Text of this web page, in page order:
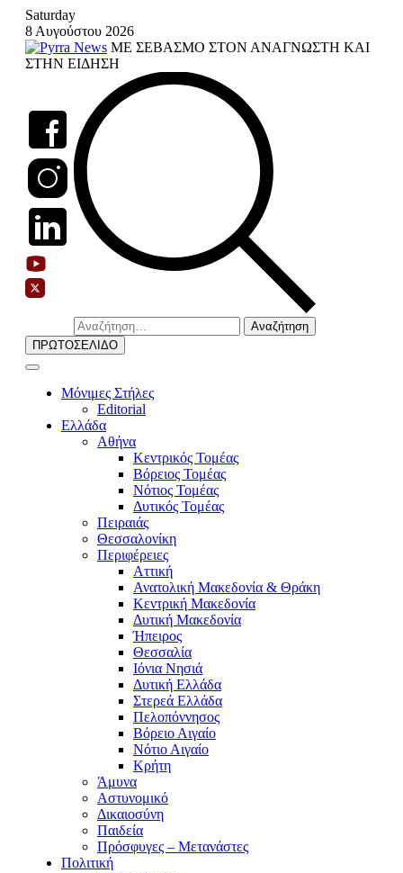
Skip
content
Saturday
8 Αυγούστου 2026
ΜΕ ΣΕΒΑΣΜΟ ΣΤΟΝ ΑΝΑΓΝΩΣΤΗ ΚΑΙ
ΣΤΗΝ ΕΙΔΗΣΗ
Αναζήτηση
για:
ΠΡΩΤΟΣΕΛΙΔΟ
Μόνιμες Στήλες
Editorial
Ελλάδα
Αθήνα
Κεντρικός Τομέας
Βόρειος Τομέας
Νότιος Τομέας
Δυτικός Τομέας
Πειραιάς
Θεσσαλονίκη
Περιφέρειες
Αττική
Ανατολική Μακεδονία & Θράκη
Κεντρική Μακεδονία
Δυτική Μακεδονία
Ήπειρος
Θεσσαλία
Ιόνια Νησιά
Δυτική Ελλάδα
Στερεά Ελλάδα
Πελοπόννησος
Βόρειο Αιγαίο
Νότιο Αιγαίο
Κρήτη
Άμυνα
Αστυνομικό
Δικαιοσύνη
Παιδεία
Πρόσφυγες – Μετανάστες
Πολιτική